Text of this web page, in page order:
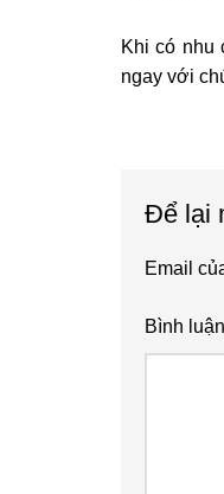
Khi có nhu
ngay với
Để lại
Email
Bình luận